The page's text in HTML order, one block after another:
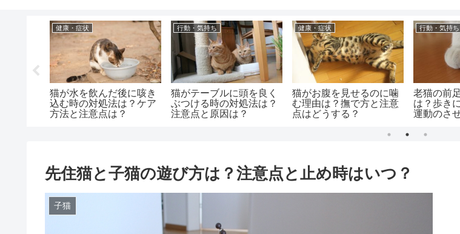
健康・症状
猫が水を飲んだ後に咳き
込む時の対処法は？ケア
方法と注意点は？
行動・気持ち
猫がテーブルに頭を良く
ぶつける時の対処法は？
注意点と原因は？
健康・症状
猫がお腹を見せるのに噛
む理由は？撫で方と注意
点はどうする？
行動・気持ち
老猫の前
は？歩き
運動のさ
先住猫と子猫の遊び方は？注意点と止め時はいつ？
子猫